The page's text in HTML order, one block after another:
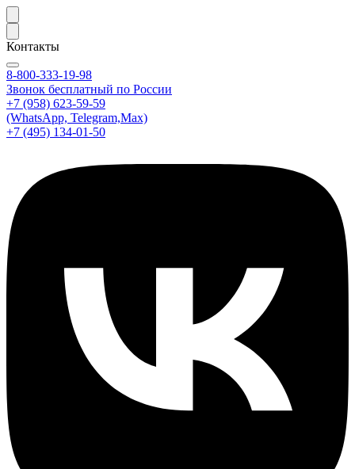
Контакты
8-800-333-19-98
Звонок бесплатный по России
+7 (958) 623-59-59
(WhatsApp, Telegram,Max)
+7 (495) 134-01-50